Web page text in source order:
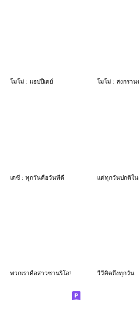
โมโม่ : แฮปปี้เดย์
เดซี่ : ทุกวันคือวันที่ดี แด่ทุกวันปกติใ
พวกเราคือสาวซานริโอ! วีวี่คิดถึงทุกวัน